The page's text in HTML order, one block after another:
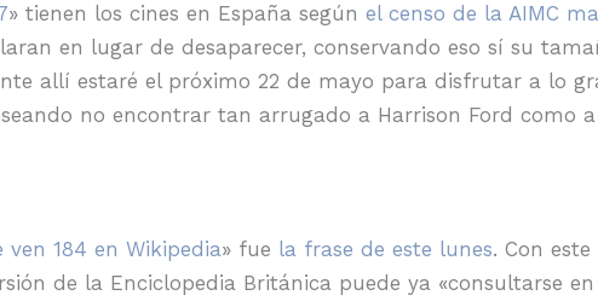
» tienen los cines en España según el censo de la AIMC
en lugar de desaparecer, conservando eso sí su
allí estaré el próximo 22 de mayo para disfrutar a lo
no encontrar tan arrugado a Harrison Ford como
184 en Wikipedia» fue la frase de este lunes. Con
de la Enciclopedia Británica puede ya «consultarse